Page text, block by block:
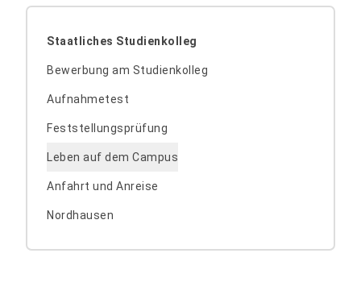
Staatliches Studienkolleg
Bewerbung am Studienkolleg
Aufnahmetest
Feststellungsprüfung
Leben auf dem Campus
Anfahrt und Anreise
Nordhausen